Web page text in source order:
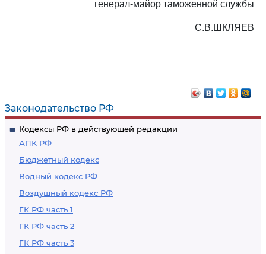
Законодательство РФ
Кодексы РФ в действующей редакции
АПК РФ
Бюджетный кодекс
Водный кодекс РФ
Воздушный кодекс РФ
ГК РФ часть 1
ГК РФ часть 2
ГК РФ часть 3
генерал-майор таможенной службы
С.В.ШКЛЯЕВ